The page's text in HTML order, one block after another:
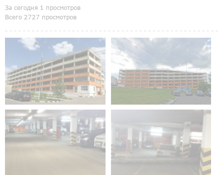
За сегодня 1 просмотров
Всего 2727 просмотров